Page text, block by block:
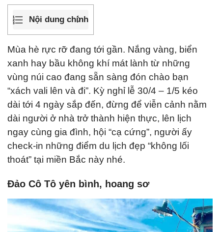
Nội dung chính
Mùa hè rực rỡ đang tới gần. Nắng vàng, biển
xanh hay bầu không khí mát lành từ những
vùng núi cao đang sẵn sàng đón chào bạn
“xách vali lên và đi”. Kỳ nghỉ lễ 30/4 – 1/5 kéo
dài tới 4 ngày sắp đến, đừng để viễn cảnh nằm
dài người ở nhà trở thành hiện thực, lên lịch
ngay cùng gia đình, hội “cạ cứng”, người ấy
check-in những điểm du lịch đẹp “không lối
thoát” tại miền Bắc này nhé.
Đảo Cô Tô yên bình, hoang sơ